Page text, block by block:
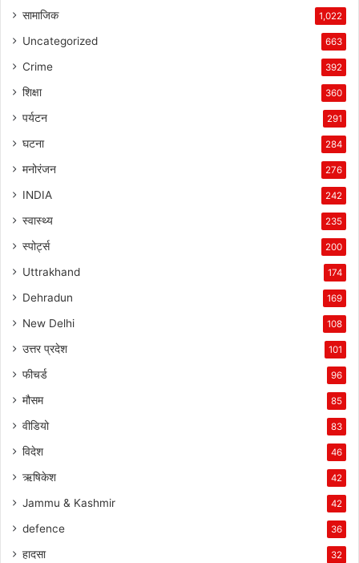
सामाजिक 1,022
Uncategorized 663
Crime 392
शिक्षा 360
पर्यटन 291
घटना 284
मनोरंजन 276
INDIA 242
स्वास्थ्य 235
स्पोर्ट्स 200
Uttrakhand 174
Dehradun 169
New Delhi 108
उत्तर प्रदेश 101
फीचर्ड 96
मौसम 85
वीडियो 83
विदेश 46
ऋषिकेश 42
Jammu & Kashmir 42
defence 36
हादसा 32